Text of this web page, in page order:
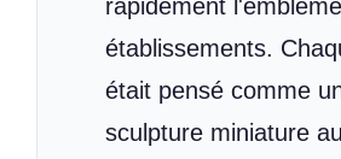
rapidement
établissements.
était pensé comme
sculpture miniature